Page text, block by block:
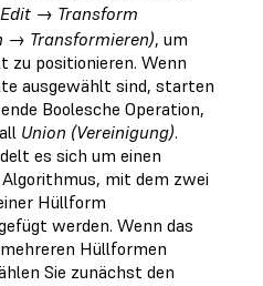
Edit → Transform
→ Transformieren), um
zu positionieren. Wenn
ausgewählt sind, starten
Boolesche Operation,
Union (Vereinigung).
es sich um einen
mit dem zwei
Hüllform
werden. Wenn das
Hüllformen
Sie zunächst den